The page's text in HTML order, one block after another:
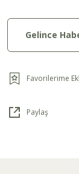
Gelince
Paylaş